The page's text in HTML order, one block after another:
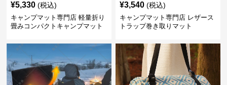
¥5,330 (税込)
キャンプマット専門店 軽量折り
畳みコンパクトキャンプマット
¥3,540 (税込)
キャンプマット専門店 レザース
トラップ巻き取りマット